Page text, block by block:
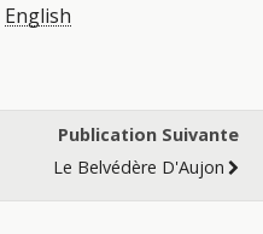
English
Publication Suivante
Le Belvédère D'Aujon